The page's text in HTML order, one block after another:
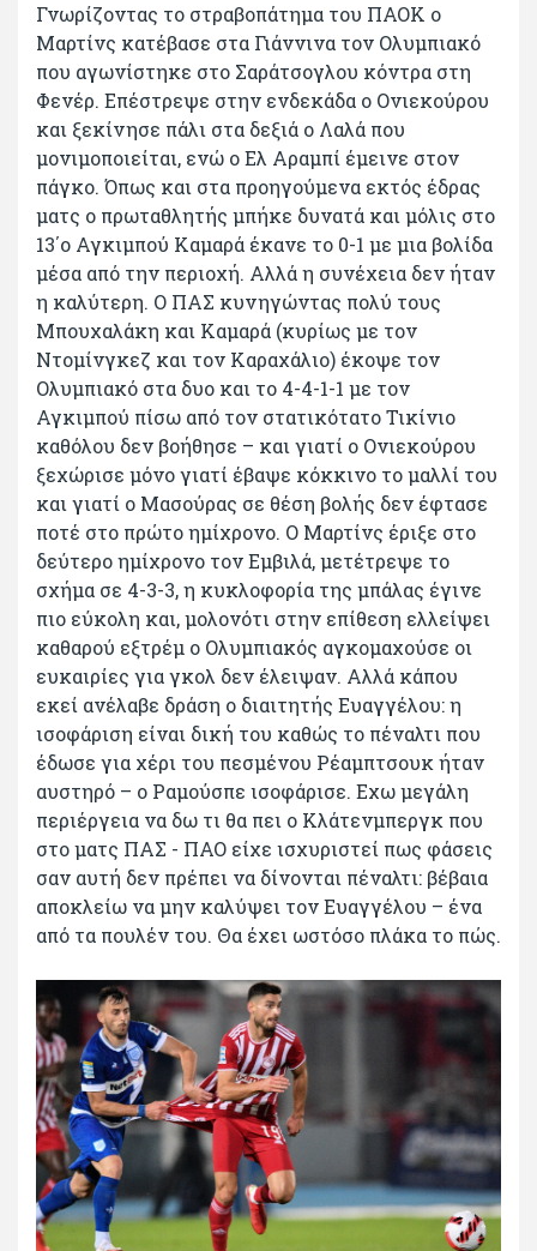
Γνωρίζοντας το στραβοπάτημα του ΠΑΟΚ ο
Μαρτίνς κατέβασε στα Γιάννινα τον Ολυμπιακό
που αγωνίστηκε στο Σαράτσογλου κόντρα στη
Φενέρ. Επέστρεψε στην ενδεκάδα ο Ονιεκούρου
και ξεκίνησε πάλι στα δεξιά ο Λαλά που
μονιμοποιείται, ενώ ο Ελ Αραμπί έμεινε στον
πάγκο. Όπως και στα προηγούμενα εκτός έδρας
ματς ο πρωταθλητής μπήκε δυνατά και μόλις στο
13΄ο Αγκιμπού Καμαρά έκανε το 0-1 με μια βολίδα
μέσα από την περιοχή. Αλλά η συνέχεια δεν ήταν
η καλύτερη. Ο ΠΑΣ κυνηγώντας πολύ τους
Μπουχαλάκη και Καμαρά (κυρίως με τον
Ντομίνγκεζ και τον Καραχάλιο) έκοψε τον
Ολυμπιακό στα δυο και το 4-4-1-1 με τον
Αγκιμπού πίσω από τον στατικότατο Τικίνιο
καθόλου δεν βοήθησε – και γιατί ο Ονιεκούρου
ξεχώρισε μόνο γιατί έβαψε κόκκινο το μαλλί του
και γιατί ο Μασούρας σε θέση βολής δεν έφτασε
ποτέ στο πρώτο ημίχρονο. Ο Μαρτίνς έριξε στο
δεύτερο ημίχρονο τον Εμβιλά, μετέτρεψε το
σχήμα σε 4-3-3, η κυκλοφορία της μπάλας έγινε
πιο εύκολη και, μολονότι στην επίθεση ελλείψει
καθαρού εξτρέμ ο Ολυμπιακός αγκομαχούσε οι
ευκαιρίες για γκολ δεν έλειψαν. Αλλά κάπου
εκεί ανέλαβε δράση ο διαιτητής Ευαγγέλου: η
ισοφάριση είναι δική του καθώς το πέναλτι που
έδωσε για χέρι του πεσμένου Ρέαμπτσουκ ήταν
αυστηρό – ο Ραμούσπε ισοφάρισε. Εχω μεγάλη
περιέργεια να δω τι θα πει ο Κλάτενμπεργκ που
στο ματς ΠΑΣ - ΠΑΟ είχε ισχυριστεί πως φάσεις
σαν αυτή δεν πρέπει να δίνονται πέναλτι: βέβαια
αποκλείω να μην καλύψει τον Ευαγγέλου – ένα
από τα πουλέν του. Θα έχει ωστόσο πλάκα το πώς.